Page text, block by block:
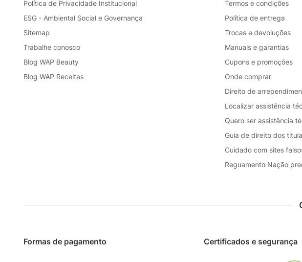
Política de Privacidade Institucional
ESG - Ambiental Social e Governança
Sitemap
Trabalhe conosco
Blog WAP Beauty
Blog WAP Receitas
Termos e condições
Política de entrega
Trocas e devoluções
Manuais e garantias
Cupons e promoções
Onde comprar
Direito de
Localizar assistência
Quero ser assistência
Guia de direito dos
Cuidado com sites
Reguamento Nação
Formas de pagamento Certificados e segurança